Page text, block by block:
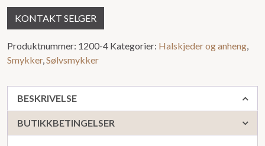
KONTAKT SELGER
Produktnummer: 1200-4 Kategorier: Halskjeder og anheng,
Smykker,Sølvsmykker
BESKRIVELSE
BUTIKKBETINGELSER